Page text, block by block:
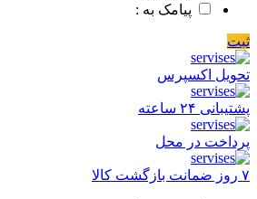
پیامک به :
ثبت
تحویل اکسپرس
پشتیبانی ۲۴ ساعته
پرداخت در محل
۷ روز ضمانت بازگشت کالا